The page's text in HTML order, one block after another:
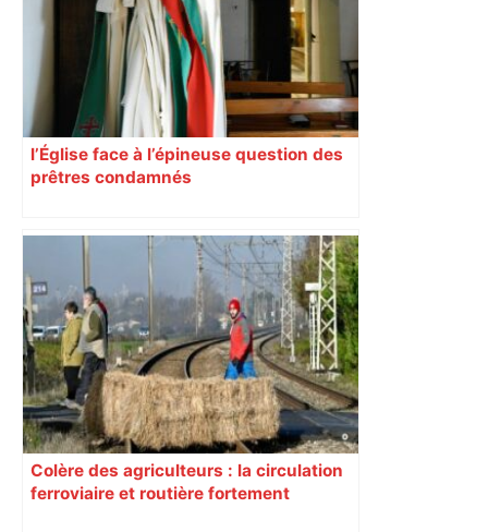
l’Église face à l’épineuse question des
prêtres condamnés
Colère des agriculteurs : la circulation
ferroviaire et routière fortement